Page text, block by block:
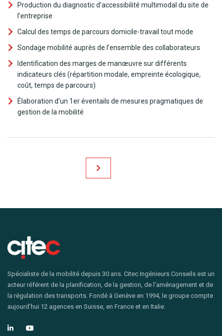
Production du diagnostic d’accessibilité multimodal du site de
l’entreprise
Calcul des temps de parcours domicile-travail tout mode
Sondage mobilité auprès de l’ensemble des collaborateurs
Identification des marges de manœuvre sur différents
indicateurs clés (répartition modale, empreinte écologique,
coût, temps de parcours)
Élaboration d’un 1er éventails de mesures pragmatiques de
gestion de la mobilité
Spécialiste de la mobilité depuis 30 ans. Citec Ingénieurs Conseils est un
acteur référent de la planification, de la gestion, de l’aménagement et de
la régulation des transports. Fondé à Genève en 1994, le groupe compte
aujourd’hui 12 agences en Suisse, en France et en Italie.